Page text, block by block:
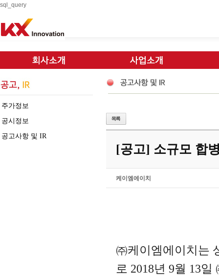
sql_query
주가정보
공시정보
공고사항 및 IR
[공고] 소규모 합
케이엠에이치
㈜케이엠에이치는
로 2018년 9월 13일